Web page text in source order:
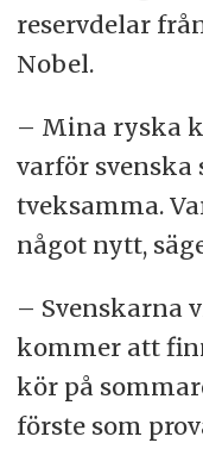
reservdelar
Nobel.
– Mina ryska
varför svenska
tveksamma.
något nytt,
– Svenskarna
kommer att
kör på
förste som